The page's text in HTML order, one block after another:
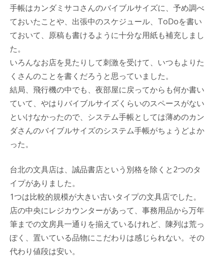
手帳はカンダミサコさんのバイブルサイズに、予め調べ
ておいたことや、出張中のスケジュール、ToDoを書い
ておいて、原稿も書けるように十分な用紙も補充しまし
た。
いろんなお店を見たりして刺激を受けて、いつもよりた
くさんのことを書くだろうと思っていました。
結局、飛行機の中でも、夜部屋に戻ってからも何か書い
ていて、やはりバイブルサイズくらいのスペースがない
といけなかったので、システム手帳としては薄めのカン
ダさんのバイブルサイズのシステム手帳がちょうどよか
った。
台北の文具店は、誠品書店という別格を除くと2つのタ
イプがありました。
1つは比較的規模が大きい古いタイプの文具店でした。
店の中央にレジカウンターがあって、事務用品から万年
筆までの文房具一通りを揃えているけれど、陳列は荒っ
ぽく、置いている品物にこだわりは感じられない。その
代わり値段は安い。